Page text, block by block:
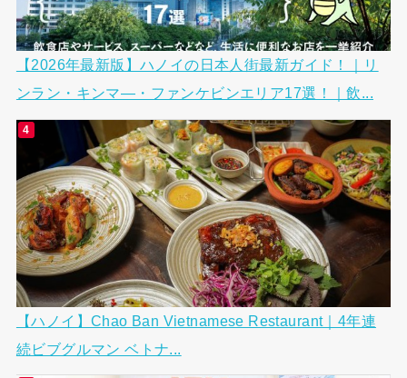
【2026年最新版】ハノイの日本人街最新ガイド！｜リ
ンラン・キンマ―・ファンケビンエリア17選！｜飲...
【ハノイ】Chao Ban Vietnamese Restaurant｜4年連
続ビブグルマン ベトナ...